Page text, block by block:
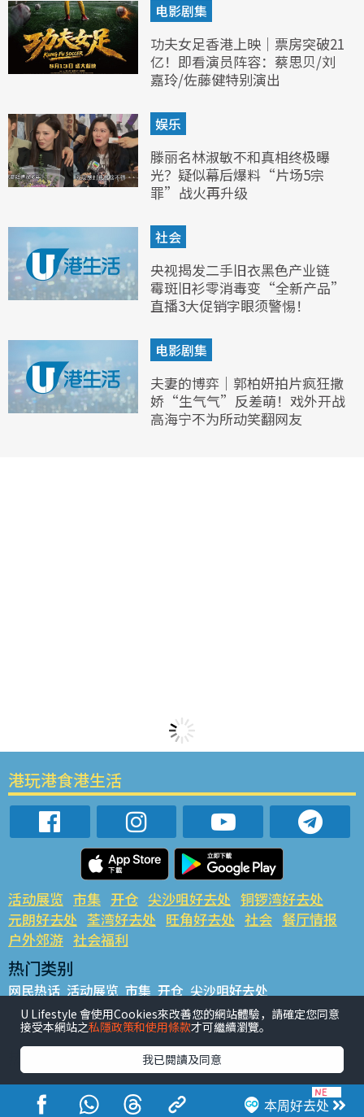
电影剧集
功夫女足香港上映｜票房突破21
亿！即看演员阵容：蔡思贝/刘
嘉玲/佐藤健特别演出
娱乐
滕丽名林淑敏不和真相终极曝
光？疑似幕后爆料“片场5宗
罪”战火再升级
社会
央视揭发二手旧衣黑色产业链
霉斑旧衫零消毒变“全新产品”
直播3大促销字眼须警惕！
电影剧集
夫妻的博弈｜郭柏妍拍片疯狂撒
娇“生气气”反差萌！戏外开战
高海宁不为所动笑翻网友
本周好去处
港玩港食港生活
活动展览 市集 开仓 尖沙咀好去处 铜锣湾好去处
元朗好去处 荃湾好去处 旺角好去处 社会 餐厅情报
户外郊游 社会福利
热门类别
网民热话 活动展览 市集 开仓 尖沙咀好去处
铜锣湾好去处 元朗好去处 荃湾好去处 旺角好去处 社会
餐厅情报 户外郊游
热门标签
#UGO揾好去处 #人气活动推介 #美食社群热话
#亲子玩乐好去处
#ULifestyle应用程式
#限时抢
U Lifestyle 會使用Cookies來改善您的網站體驗，請確定您同意
接受本網站之私隱政策和使用條款才可繼續瀏覽。
我已閱讀及同意